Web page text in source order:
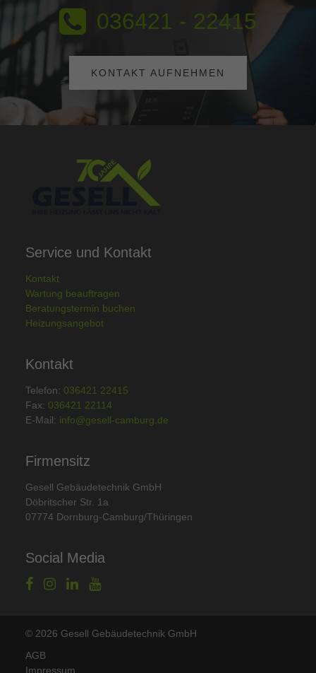
036421 - 22415
KONTAKT AUFNEHMEN
Service und Kontakt
Kontakt
Wartung beauftragen
Beratungstermin buchen
Heizungsangebot
Kontakt
Telefon: 036421 22415
Fax: 036421 22114
E-Mail: info@gesell-camburg.de
Firmensitz
Gesell Gebäudetechnik GmbH
Döbritscher Str. 1a
07774 Dornburg-Camburg/Thüringen
Social Media
© 2026 Gesell Gebäudetechnik GmbH
AGB
Impressum